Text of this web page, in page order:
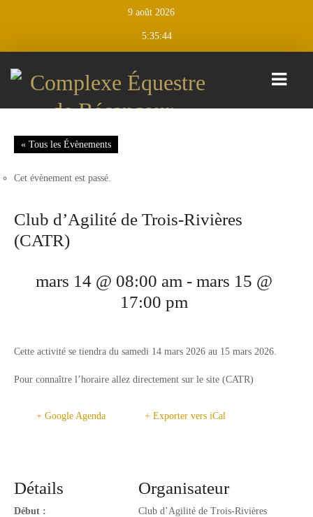
9 août 2026
5:35:44
CALENDRIER
D’ÉVÉNEMENTS
CLASSIQUE JUMPING BÉCANCOUR
SESSIONS
RESTAURATION
CAFÉ-BISTRO L’ÉQUESTRIA
LUCKY – BOUFFE DE RUE
« Tous les Évènements
Cet évènement est passé.
Club d’Agilité de Trois-Rivières
(CATR)
mars 14 @ 08:00 am - mars 15 @
17:00 pm
Cette activité se tiendra du samedi 14 mars 2026 au 15 mars 2026.
Pour connaître l’horaire allez directement sur le site (CATR)
+ Google Agenda + Exporter vers iCal
Détails
Début :
Organisateur
Club d’Agilité de Trois-Rivières